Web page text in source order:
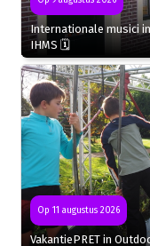
Internationale musici
IHMS 🗓
Op 11 augustus 2026
VakantiePRET in